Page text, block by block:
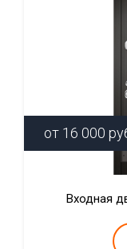
от 16 000
Входная